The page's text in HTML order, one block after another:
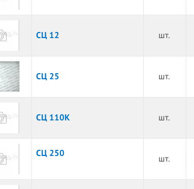
СЦ 12 шт.
СЦ 25 шт.
СЦ 110К шт.
СЦ 250
шт.